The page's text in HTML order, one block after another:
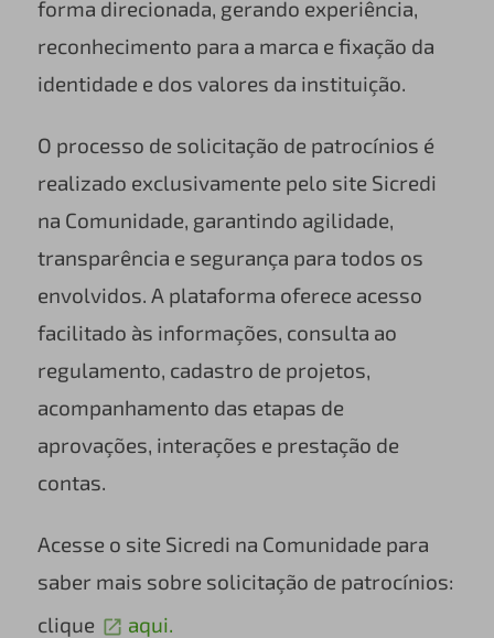
forma direcionada, gerando experiência,
reconhecimento para a marca e fixação da
identidade e dos valores da instituição.
O processo de solicitação de patrocínios é
realizado exclusivamente pelo site Sicredi
na Comunidade, garantindo agilidade,
transparência e segurança para todos os
envolvidos. A plataforma oferece acesso
facilitado às informações, consulta ao
regulamento, cadastro de projetos,
acompanhamento das etapas de
aprovações, interações e prestação de
contas.
Acesse o site Sicredi na Comunidade para
saber mais sobre solicitação de patrocínios:
clique
aqui.